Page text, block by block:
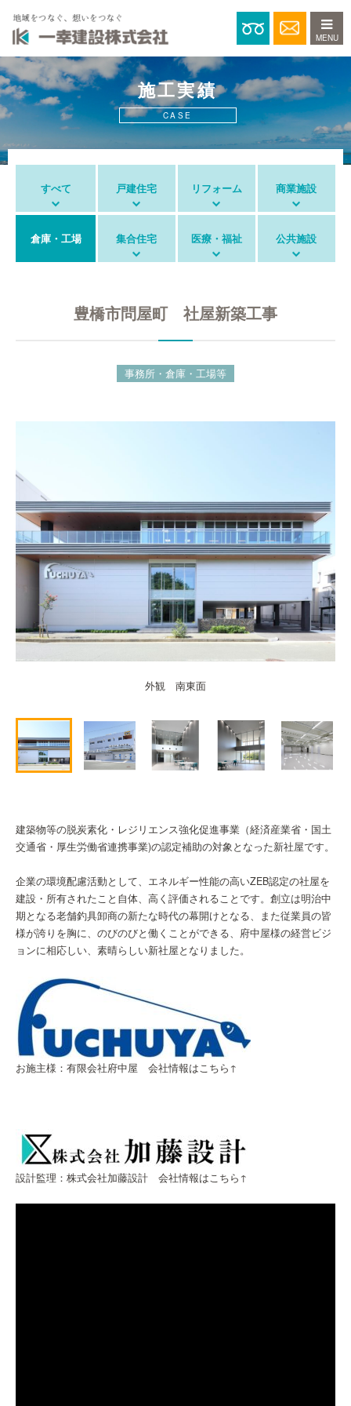
0120-
施工実績
CASE
すべて 戸建住宅 リフォーム 商業施設
倉庫・工場 集合住宅 医療・福祉 公共施設
豊橋市問屋町 社屋新築工事
事務所・倉庫・工場等
外観 南東面
建築物等の脱炭素化・レジリエンス強化促進事業（経済産業省・国土
交通省・厚生労働省連携事業)の認定補助の対象となった新社屋です。
企業の環境配慮活動として、エネルギー性能の高いZEB認定の社屋を
建設・所有されたこと自体、高く評価されることです。創立は明治中
期となる老舗釣具卸商の新たな時代の幕開けとなる、また従業員の皆
様が誇りを胸に、のびのびと働くことができる、府中屋様の経営ビジ
ョンに相応しい、素晴らしい新社屋となりました。
お施主様：有限会社府中屋 会社情報はこちら↑
設計監理：株式会社加藤設計 会社情報はこちら↑